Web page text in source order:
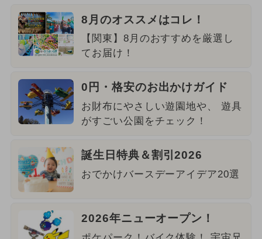
8月のオススメはコレ！
【関東】8月のおすすめを厳選し
てお届け！
0円・格安のお出かけガイド
お財布にやさしい遊園地や、 遊具
がすごい公園をチェック！
誕生日特典＆割引2026
おでかけバースデーアイデア20選
2026年ニューオープン！